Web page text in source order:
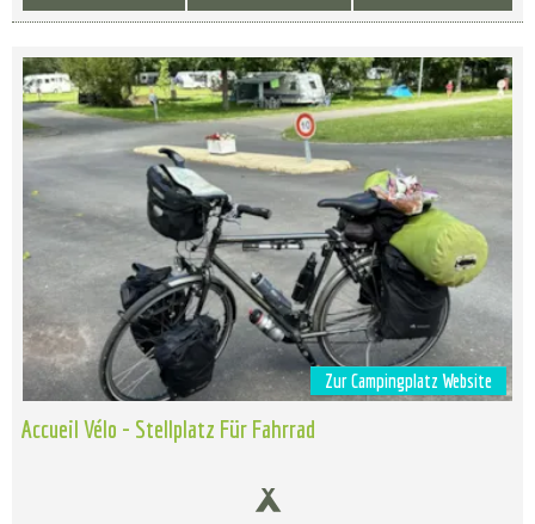
Zur Campingplatz Website
Accueil Vélo - Stellplatz Für Fahrrad